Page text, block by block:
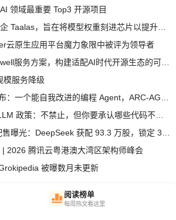
领域最重要 Top3 开源项目
云原生应用平台魔力象限中被评为领导者
模服务降级
2026 腾讯云粤港澳大湾区架构师峰会
被曝数月未更新
阅读榜单
每周热文看这里